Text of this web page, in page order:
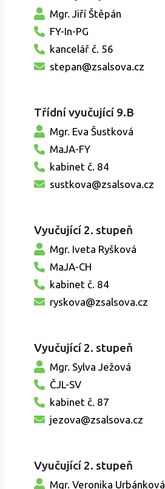
Mgr. Jiří Štěpán
FY-In-PG
kancelář č. 56
stepan@zsalsova.cz
Třídní vyučující 9.B
Mgr. Eva Šustková
MaJA-FY
kabinet č. 84
sustkova@zsalsova.cz
Vyučující 2. stupeň
Mgr. Iveta Ryšková
MaJA-CH
kabinet č. 84
ryskova@zsalsova.cz
Vyučující 2. stupeň
Mgr. Sylva Ježová
ČJL-SV
kabinet č. 87
jezova@zsalsova.cz
Vyučující 2. stupeň
Mgr. Veronika Urbánková